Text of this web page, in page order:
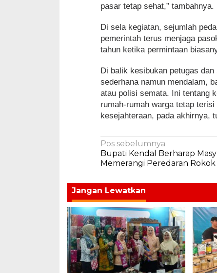
pasar tetap sehat,” tambahnya.
Di sela kegiatan, sejumlah
pemerintah terus menjaga
tahun ketika permintaan
Di balik kesibukan petugas
sederhana namun mendalam,
atau polisi semata. Ini tentang
rumah-rumah warga tetap
kesejahteraan, pada akhirnya,
Navigasi
pos
Pos sebelumnya
Bupati Kendal Berharap
Memerangi Peredaran Rokok
Jangan Lewatkan